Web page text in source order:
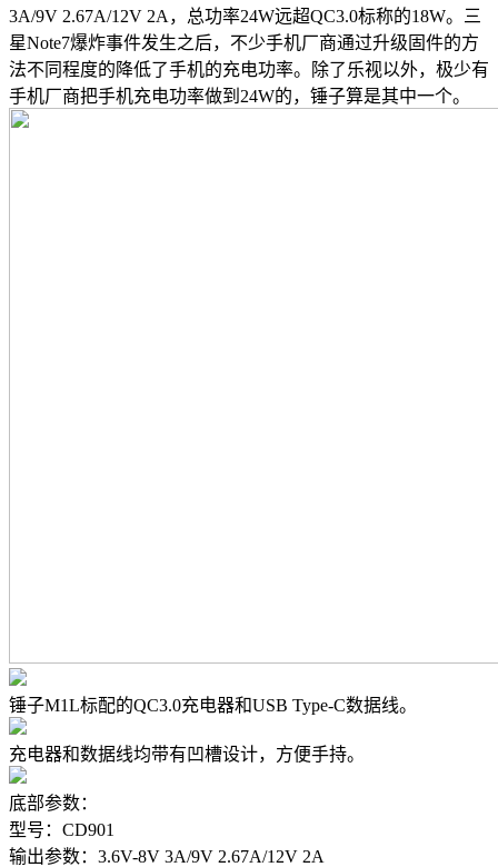
3A/9V 2.67A/12V 2A，总功率24W远超QC3.0标称的18W。三
星Note7爆炸事件发生之后，不少手机厂商通过升级固件的方
法不同程度的降低了手机的充电功率。除了乐视以外，极少有
手机厂商把手机充电功率做到24W的，锤子算是其中一个。
锤子M1L标配的QC3.0充电器和USB Type-C数据线。
充电器和数据线均带有凹槽设计，方便手持。
底部参数：
型号：CD901
输出参数：3.6V-8V 3A/9V 2.67A/12V 2A